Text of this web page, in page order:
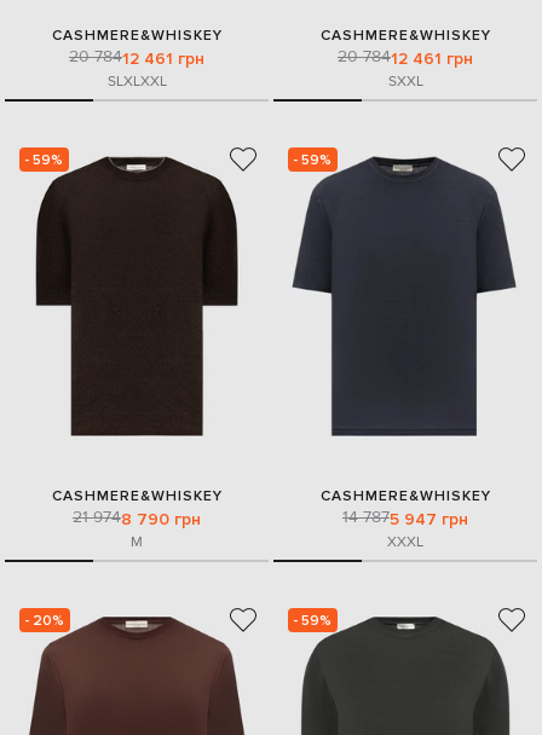
CASHMERE&WHISKEY
20 78412 461 грн
SLXLXXL
CASHMERE&WHISKEY
20 78412 461 грн
SXXL
- 59%
CASHMERE&WHISKEY
21 9748 790 грн
M
- 59%
CASHMERE&WHISKEY
14 7875 947 грн
XXXL
- 20% - 59%